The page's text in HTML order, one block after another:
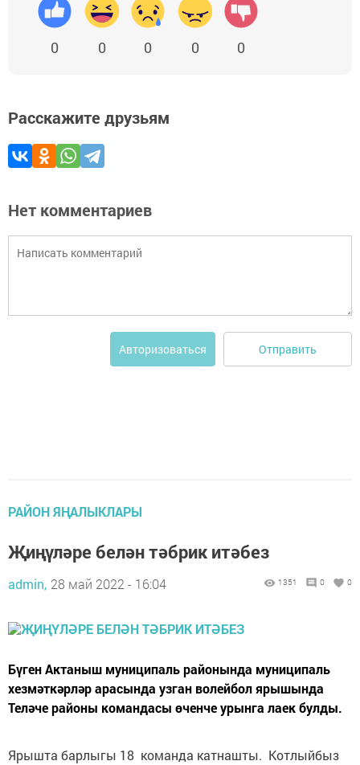
0 0 0 0 0
Расскажите друзьям
Нет комментариев
Авторизоваться Отправить
РАЙОН ЯҢАЛЫКЛАРЫ
Җиңүләре белән тәбрик итәбез
admin, 28 май 2022 - 16:04 1351 0 0
Бүген Актаныш муниципаль районында муниципаль
хезмәткәрләр арасында узган волейбол ярышында
Теләче районы командасы өченче урынга лаек булды.
Ярышта барлыгы 18 команда катнашты. Котлыйбыз